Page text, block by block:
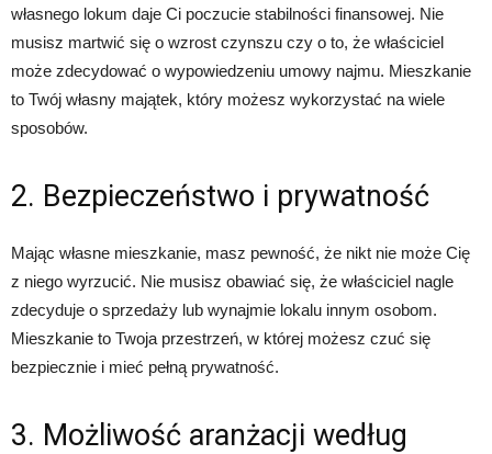
własnego lokum daje Ci poczucie stabilności finansowej. Nie
musisz martwić się o wzrost czynszu czy o to, że właściciel
może zdecydować o wypowiedzeniu umowy najmu. Mieszkanie
to Twój własny majątek, który możesz wykorzystać na wiele
sposobów.
2. Bezpieczeństwo i prywatność
Mając własne mieszkanie, masz pewność, że nikt nie może Cię
z niego wyrzucić. Nie musisz obawiać się, że właściciel nagle
zdecyduje o sprzedaży lub wynajmie lokalu innym osobom.
Mieszkanie to Twoja przestrzeń, w której możesz czuć się
bezpiecznie i mieć pełną prywatność.
3. Możliwość aranżacji według